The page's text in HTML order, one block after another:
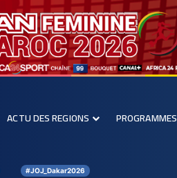
ACTU DES REGIONS PROGRAMMES
#JOJ_Dakar2026